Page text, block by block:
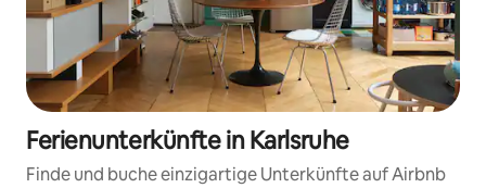
Ferienunterkünfte in Karlsruhe
Finde und buche einzigartige Unterkünfte auf Airbnb